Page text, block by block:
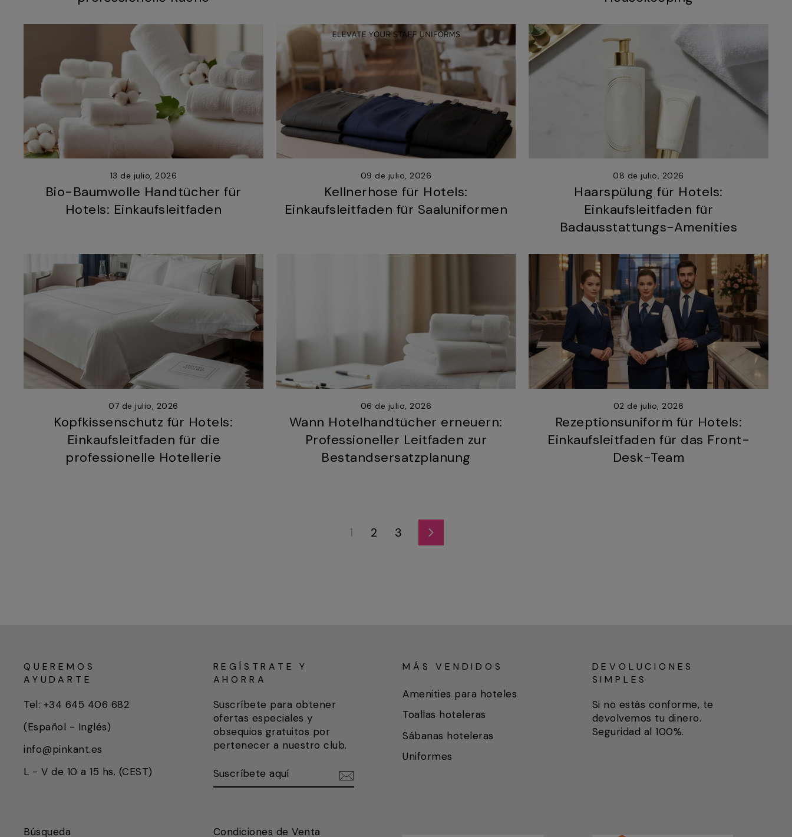
13 de julio, 2026
Bio-Baumwolle Handtücher für
Hotels: Einkaufsleitfaden
09 de julio, 2026
Kellnerhose für Hotels:
Einkaufsleitfaden für Saaluniformen
08 de julio, 2026
Haarspülung für Hotels:
Einkaufsleitfaden für
Badausstattungs-Amenities
07 de julio, 2026
Kopfkissenschutz für Hotels:
Einkaufsleitfaden für die
professionelle Hotellerie
06 de julio, 2026
Wann Hotelhandtücher erneuern:
Professioneller Leitfaden zur
Bestandsersatzplanung
02 de julio, 2026
Rezeptionsuniform für Hotels:
Einkaufsleitfaden für das Front-
Desk-Team
1 2 3 Siguiente
QUEREMOS
AYUDARTE
Tel: +34 645 406 682
(Español - Inglés)
info@pinkant.es
L - V de 10 a 15 hs. (CEST)
REGÍSTRATE Y
AHORRA
Suscríbete para obtener
ofertas especiales y
obsequios gratuitos por
pertenecer a nuestro club.
AQUÍ
MÁS VENDIDOS
Amenities para hoteles
Toallas hoteleras
Sábanas hoteleras
Uniformes
DEVOLUCIONES
SIMPLES
Si no estás conforme, te
devolvemos tu dinero.
Seguridad al 100%.
Búsqueda Condiciones de Venta